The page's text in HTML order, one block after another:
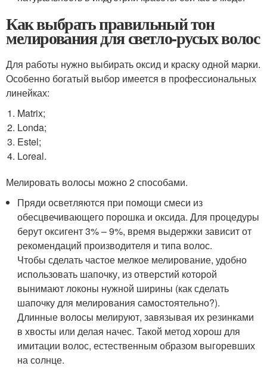
Как выбрать правильный тон
мелирования для светло-русых волос
Для работы нужно выбирать оксид и краску одной марки.
Особенно богатый выбор имеется в профессиональных
линейках:
Matrix;
Londa;
Estel;
Loreal.
Мелировать волосы можно 2 способами.
Пряди осветляются при помощи смеси из
обесцвечивающего порошка и оксида. Для процедуры
берут оксигент 3% – 9%, время выдержки зависит от
рекомендаций производителя и типа волос.
Чтобы сделать частое мелкое мелирование, удобно
использовать шапочку, из отверстий которой
вынимают локоны нужной ширины (как сделать
шапочку для мелирования самостоятельно?).
Длинные волосы мелируют, завязывая их резинками
в хвосты или делая начес. Такой метод хорош для
имитации волос, естественным образом выгоревших
на солнце.